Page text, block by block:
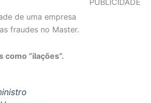
de uma empresa
fraudes no Master.
“ilações”.